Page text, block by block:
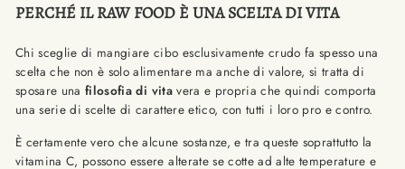
PERCHÉ IL RAW FOOD È UNA SCELTA DI VITA
Chi sceglie di mangiare cibo esclusivamente crudo fa spesso una
scelta che non è solo alimentare ma anche di valore, si tratta di
sposare unafilosofia di vitavera e propria che quindi comporta
una serie di scelte di carattere etico, con tutti i loro pro e contro.
È certamente vero che alcune sostanze, e tra queste soprattutto la
vitamina C, possono essere alterate se cotte ad alte temperature e